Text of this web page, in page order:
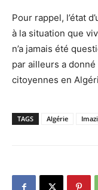
Pour rappel, l’état
à la situation que
n’a jamais été
par ailleurs a
citoyennes en
TAGS Algérie